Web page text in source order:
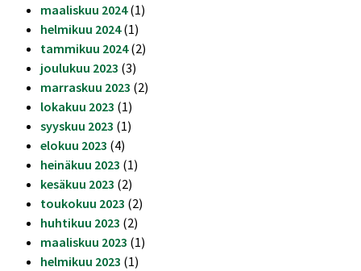
maaliskuu 2024(1)
helmikuu 2024(1)
tammikuu 2024(2)
joulukuu 2023 (3)
marraskuu 2023 (2)
lokakuu 2023 (1)
syyskuu 2023 (1)
elokuu 2023 (4)
heinäkuu 2023 (1)
kesäkuu 2023 (2)
toukokuu 2023 (2)
huhtikuu 2023 (2)
maaliskuu 2023 (1)
helmikuu 2023 (1)